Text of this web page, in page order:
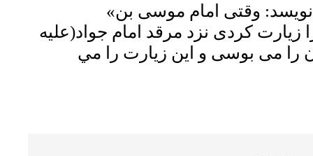
«سیّد بن طاووس» مى نویسد: وقتى امام موسى بن
زیارت کردى نزد مرقد امام جواد(علیه
را مى بوسى و اين زيارت را مي